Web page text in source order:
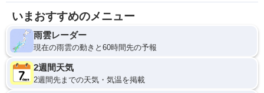
いまおすすめのメニュー
雨雲レーダー
現在の雨雲の動きと60時間先の予報
2週間天気
2週間先までの天気・気温を掲載